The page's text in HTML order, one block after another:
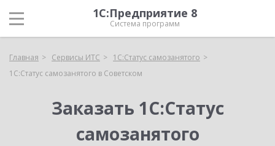
1С:Предприятие 8
Система программ
Главная Сервисы ИТС
1С:Статус самозанятого
1С:Статус самозанятого в Советском
Заказать 1С:Статус
самозанятого